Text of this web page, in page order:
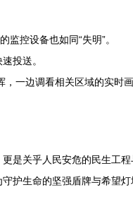
控设备也如同“失明”。
投送。
一边调看相关区域的实时
是关乎人民安危的民生工
护生命的坚强盾牌与希望灯